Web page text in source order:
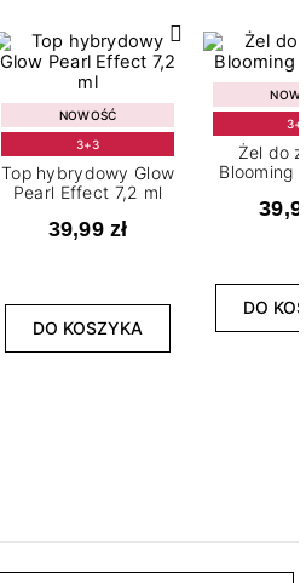
NOWOŚĆ
3+3
Top hybrydowy Glow
Pearl Effect 7,2 ml
39,99 zł
DO KOSZYKA
Żel do
Blooming
DO